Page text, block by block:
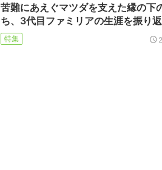
苦難にあえぐマツダを支えた縁の下
ち、3代目ファミリアの生涯を振り返
特集